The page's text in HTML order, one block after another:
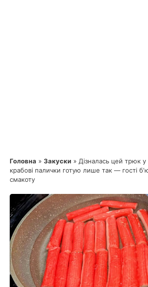
Головна » Закуски » Дізналась цей трюк
крабові палички готую лише так — гості
смакоту